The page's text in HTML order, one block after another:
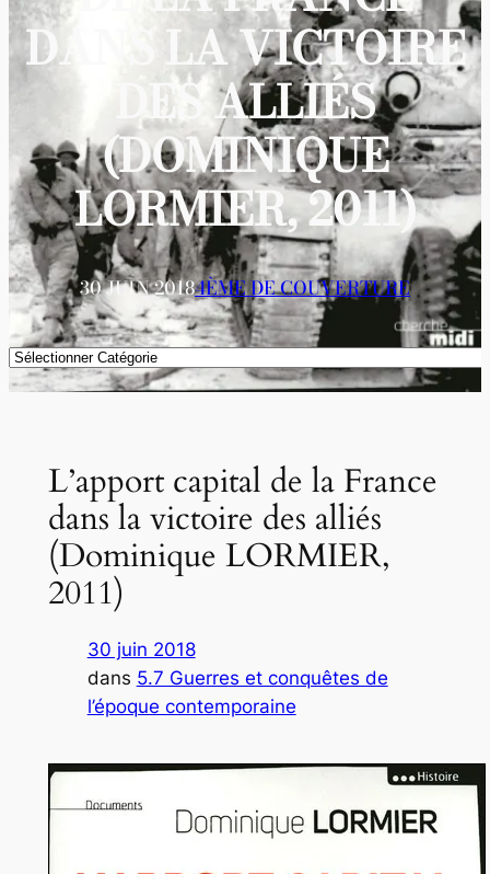
DANS LA VICTOIRE
DES ALLIÉS
(DOMINIQUE
LORMIER, 2011)
30 JUIN 20184ÈME DE COUVERTURE
Catégories
L’apport capital de la France
dans la victoire des alliés
(Dominique LORMIER,
2011)
30 juin 2018
dans 5.7 Guerres et conquêtes de
l’époque contemporaine